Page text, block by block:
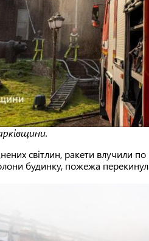
світлин, ракети влучили по
будинку, пожежа